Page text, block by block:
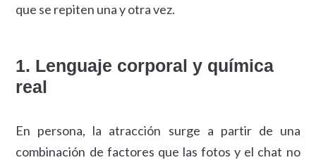
que se repiten una y otra vez.
1. Lenguaje corporal y química
real
En persona, la atracción surge a partir de una
combinación de factores que las fotos y el chat no